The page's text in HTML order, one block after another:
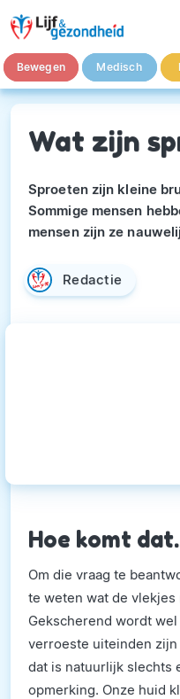
Bewegen Medisch
Wat zijn
Sproeten zijn kleine
Sommige mensen
mensen zijn ze
Redactie
Hoe komt
Om die vraag te
te weten wat de
Gekscherend wordt
verroeste uiteinden
dat is natuurlijk slechts
opmerking. Onze huid